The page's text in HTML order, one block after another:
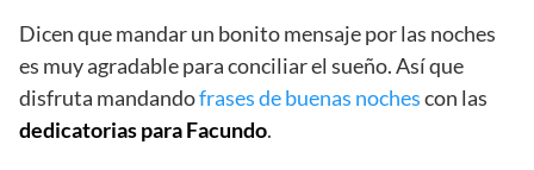
Dicen que mandar un bonito mensaje por las noches
es muy agradable para conciliar el sueño. Así que
disfruta mandandofrases de buenas nochescon las
dedicatorias para Facundo.